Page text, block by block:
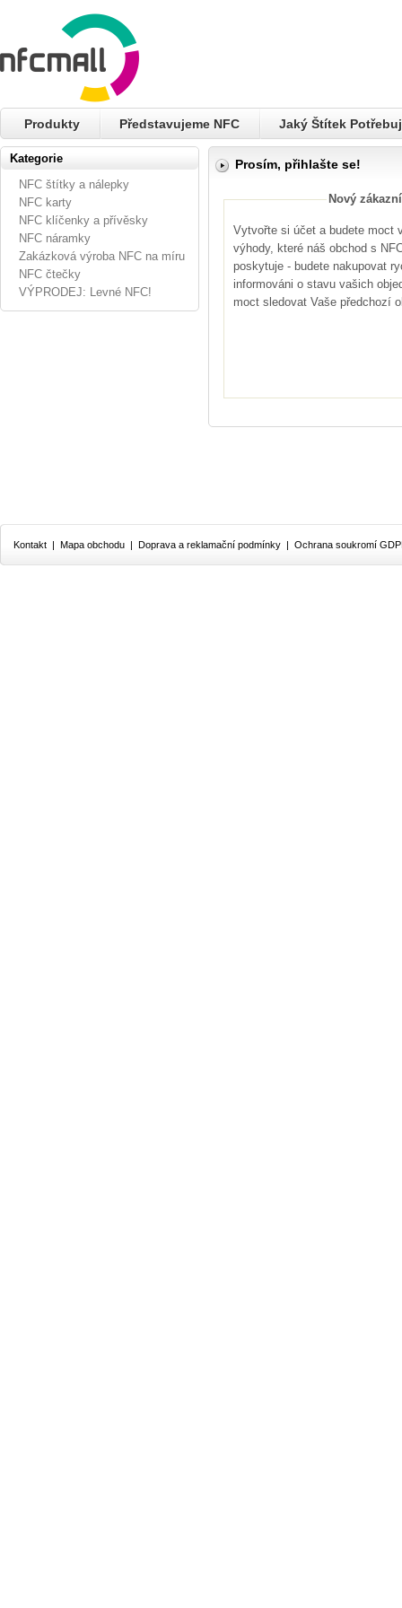
Produkty Představujeme NFC Jaký Štítek
Kategorie
NFC štítky a nálepky
NFC karty
NFC klíčenky a přívěsky
NFC náramky
Zakázková výroba NFC na míru
NFC čtečky
VÝPRODEJ: Levné NFC!
Prosím, přihlašte se!
Nový
Vytvořte si účet a budete moct
výhody, které náš obchod s
poskytuje - budete nakupovat
informováni o stavu vašich
moct sledovat Vaše předchozí
Kontakt | Mapa obchodu | Doprava a reklamační podmínky | Ochrana soukromí